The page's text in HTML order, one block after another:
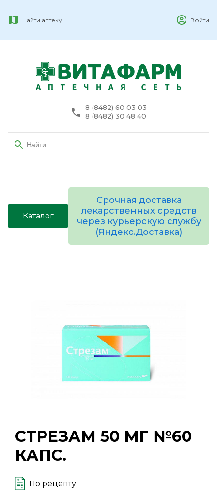
Найти аптеку Войти
8 (8482) 60 03 03
8 (8482) 30 48 40
Каталог
Срочная доставка
лекарственных средств
через курьерскую службу
(Яндекс.Доставка)
СТРЕЗАМ 50 МГ №60
КАПС.
По рецепту